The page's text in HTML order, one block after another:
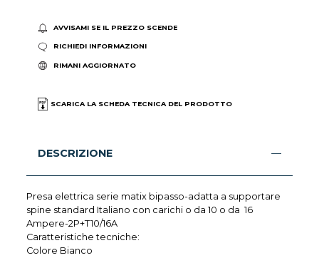
AVVISAMI SE IL PREZZO SCENDE
RICHIEDI INFORMAZIONI
RIMANI AGGIORNATO
SCARICA LA SCHEDA TECNICA DEL PRODOTTO
DESCRIZIONE
Presa elettrica serie matix bipasso-adatta a supportare
spine standard Italiano con carichi o da 10 o da 16
Ampere-2P+T10/16A
Caratteristiche tecniche:
Colore Bianco